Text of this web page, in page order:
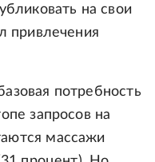
на свои
привлечения
потребность
запросов на
массажи